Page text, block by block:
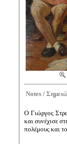
Notes /
Ο Γιώργος
και συνέχισε
πολέμους και